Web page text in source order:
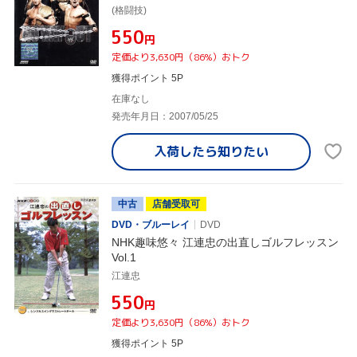
(格闘技)
¥550円
定価より3,630円（86%）おトク
獲得ポイント 5P
在庫なし
発売年月日：2007/05/25
入荷したら知りたい
中古
店舗受取可
DVD・ブルーレイ
DVD
NHK趣味悠々 江連忠の出直しゴルフレッスン
Vol.1
江連忠
¥550円
定価より3,630円（86%）おトク
獲得ポイント 5P